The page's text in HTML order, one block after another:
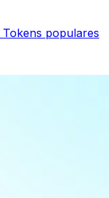
Tokens populares